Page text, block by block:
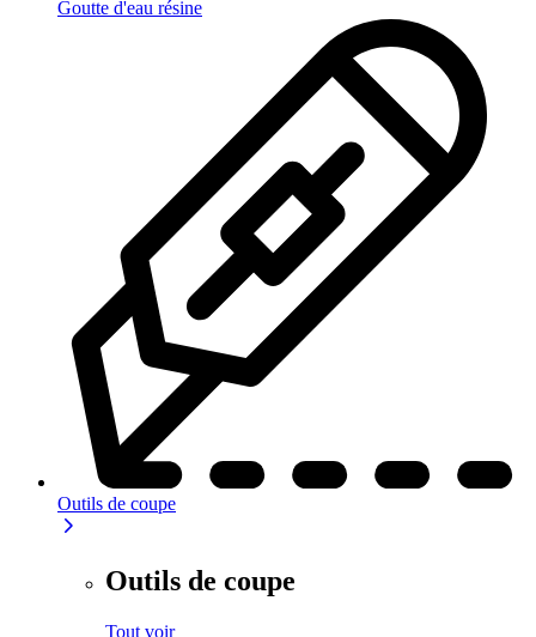
Goutte d'eau résine
Outils de coupe
Outils de coupe
Tout voir